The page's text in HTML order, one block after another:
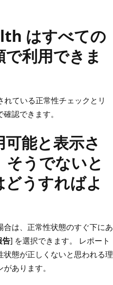
はすべての
利用できま
ている正常性チェックとリ
確認できます。
能と表示さ
うでないと
うすればよ
合は、正常性状態のすぐ下にあ
告] を選択できます。 レポート
態が正しくないと思われる理
あります。